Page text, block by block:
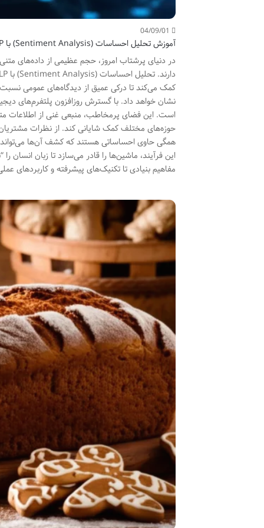
04/09/01
آموزش تحلیل احساسات (Sentiment Analysis) با NLP
در دنیای پرشتاب امروز، حجم عظیمی از داده‌های
کمک می‌کند تا درکی عمیق از دیدگاه‌های عمومی نسبت
نشان خواهد داد. با گسترش روزافزون پلتفرم‌های
است. این فضای پرمخاطب، منبعی غنی از اطلاعات
حوزه‌های مختلف کمک شایانی کند. از نظرات
این فرآیند، ماشین‌ها را قادر می‌سازد تا زبان انسان
مفاهیم بنیادی تا تکنیک‌های پیشرفته و کاربردهای